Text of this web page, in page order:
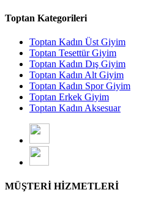
Toptan Kategorileri
Toptan Kadın Üst Giyim
Toptan Tesettür Giyim
Toptan Kadın Dış Giyim
Toptan Kadın Alt Giyim
Toptan Kadın Spor Giyim
Toptan Erkek Giyim
Toptan Kadın Aksesuar
MÜŞTERİ HİZMETLERİ